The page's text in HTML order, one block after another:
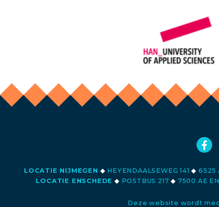
LOCATIE NIJMEGEN ◆ HEYENDAALSEWEG 141◆ 6525
LOCATIE ENSCHEDE ◆ POSTBUS 217◆ 7500 AE
Deze website wordt